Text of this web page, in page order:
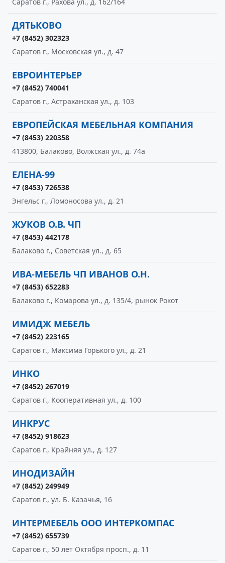
ДЯТЬКОВО
+7 (8452) 302323
Саратов г., Московская ул., д. 47
ЕВРОИНТЕРЬЕР
+7 (8452) 740041
Саратов г., Астраханская ул., д. 103
ЕВРОПЕЙСКАЯ МЕБЕЛЬНАЯ КОМПАНИЯ
+7 (8453) 220358
413800, Балаково, Волжская ул., д. 74а
ЕЛЕНА-99
+7 (8453) 726538
Энгельс г., Ломоносова ул., д. 21
ЖУКОВ О.В. ЧП
+7 (8453) 442178
Балаково г., Советская ул., д. 65
ИВА-МЕБЕЛЬ ЧП ИВАНОВ О.Н.
+7 (8453) 652283
Балаково г., Комарова ул., д. 135/4, рынок Рокот
ИМИДЖ МЕБЕЛЬ
+7 (8452) 223165
Саратов г., Максима Горького ул., д. 21
ИНКО
+7 (8452) 267019
Саратов г., Кооперативная ул., д. 100
ИНКРУС
+7 (8452) 918623
Саратов г., Крайняя ул., д. 127
ИНОДИЗАЙН
+7 (8452) 249949
Саратов г., ул. Б. Казачья, 16
ИНТЕРМЕБЕЛЬ ООО ИНТЕРКОМПАС
+7 (8452) 655739
Саратов г., 50 лет Октября просп., д. 11